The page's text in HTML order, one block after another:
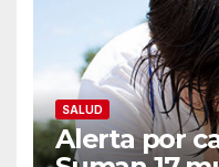
SALUD
Alerta por